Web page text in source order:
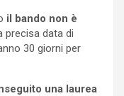
il bando non è
precisa data di
30 giorni per
una laurea